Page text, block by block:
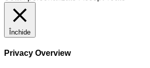
Închide
Privacy Overview